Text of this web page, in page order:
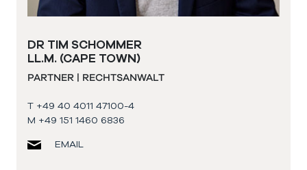
DR TIM SCHOMMER
LL.M. (CAPE TOWN)
PARTNER | RECHTSANWALT
T +49 40 4011 47100-4
M +49 151 1460 6836
EMAIL